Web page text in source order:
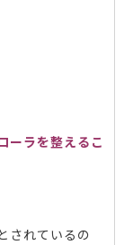
ーラを整えるこ
されているの